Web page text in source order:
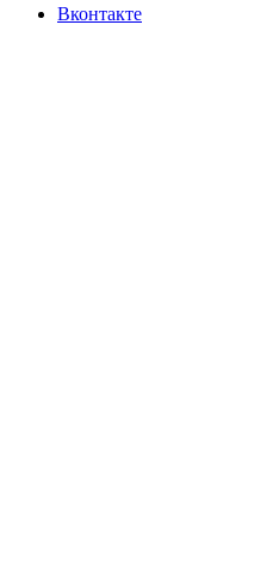
Вконтакте